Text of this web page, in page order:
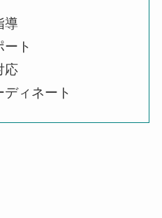
導
ト
応
ィネート